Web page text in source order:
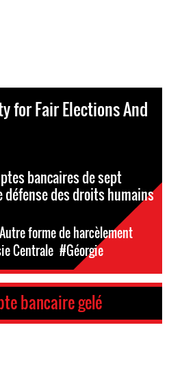
for Fair Elections And
bancaires de sept
des droits humains
forme de harcèlement
Centrale #Géorgie
bancaire gelé